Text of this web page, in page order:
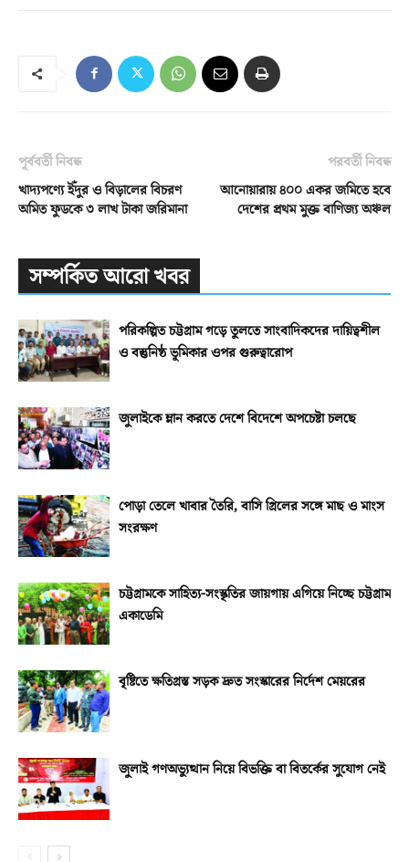
পূর্ববর্তী নিবন্ধ
খাদ্যপণ্যে ইঁদুর ও বিড়ালের বিচরণ
অমিত ফুডকে ৩ লাখ টাকা জরিমানা
পরবর্তী নিবন্ধ
আনোয়ারায় ৪০০ একর জমিতে হবে
দেশের প্রথম মুক্ত বাণিজ্য অঞ্চল
সম্পর্কিত আরো খবর
পরিকল্পিত চট্টগ্রাম গড়ে তুলতে সাংবাদিকদের দায়িত্বশীল
ও বস্তুনিষ্ঠ ভূমিকার ওপর গুরুত্বারোপ
জুলাইকে ম্লান করতে দেশে বিদেশে অপচেষ্টা চলছে
পোড়া তেলে খাবার তৈরি, বাসি গ্রিলের সঙ্গে মাছ ও মাংস
সংরক্ষণ
চট্টগ্রামকে সাহিত্য-সংস্কৃতির জায়গায় এগিয়ে নিচ্ছে চট্টগ্রাম
একাডেমি
বৃষ্টিতে ক্ষতিগ্রস্ত সড়ক দ্রুত সংস্কারের নির্দেশ মেয়রের
জুলাই গণঅভ্যুত্থান নিয়ে বিভক্তি বা বিতর্কের সুযোগ নেই